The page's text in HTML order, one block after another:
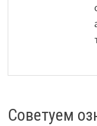
Советуем